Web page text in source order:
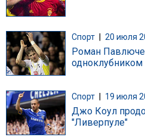
Спорт | 20 июля
Роман
Спорт 19 июля
Джо Коул
"Ливерпуле"